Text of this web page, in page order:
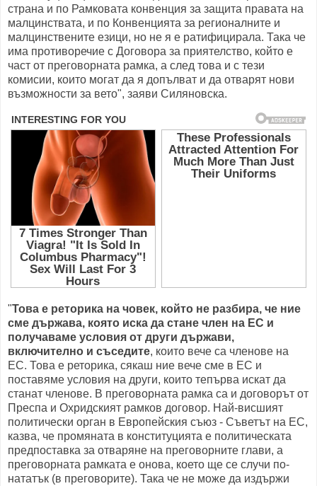
страна и по Рамковата конвенция за защита правата на
малцинствата, и по Конвенцията за регионалните и
малцинствените езици, но не я е ратифицирала. Така че
има противоречие с Договора за приятелство, който е
част от преговорната рамка, а след това и с тези
комисии, които могат да я допълват и да отварят нови
възможности за вето", заяви Силяновска.
"Това е реторика на човек, който не разбира, че ние
сме държава, която иска да стане член на ЕС и
получаваме условия от други държави,
включително и съседите, които вече са членове на
ЕС. Това е реторика, сякаш ние вече сме в ЕС и
поставяме условия на други, които тепърва искат да
станат членове. В преговорната рамка са и договорът от
Преспа и Охридският рамков договор. Най-висшият
политически орган в Европейския съюз - Съветът на ЕС,
казва, че промяната в конституцията е политическата
предпоставка за отваряне на преговорните глави, а
преговорната рамката е онова, което ще се случи по-
нататък (в преговорите). Така че не може да издържи